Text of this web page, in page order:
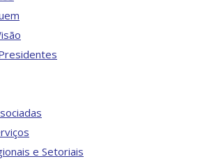
e Setoriais